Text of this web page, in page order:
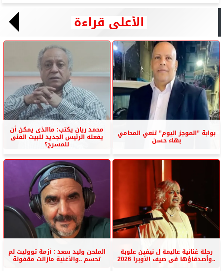
الأعلى قراءة
بوابة ”الموجز اليوم” تنعي المحامي
بهاء حسن
محمد ريان يكتب: ماالذى يمكن أن
يفعله الرئيس الجديد للبيت الفنى
للمسرح؟
رحلة غنائية عاليمة ل نيفين علوبة
..وأصدقاؤها فى صيف الأوبرا 2026
الملحن وليد سعد : أزمة تووليت لم
تحسم ..والأغنية مازالت مقفولة